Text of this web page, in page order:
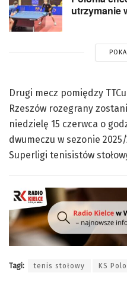
utrzymanie
Drugi mecz pomiędzy
Rzeszów rozegrany
niedzielę 15 czerwca o
dwumeczu w sezonie
Superligi tenisistów
Tagi: tenis stołowy KS